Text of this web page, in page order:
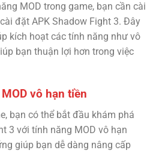
MOD trong game, bạn cần cài
đặt APK Shadow Fight 3. Đây
kích hoạt các tính năng như vô
bạn thuận lợi hơn trong việc
vô hạn tiền
bạn có thể bắt đầu khám phá
3 với tính năng MOD vô hạn
giúp bạn dễ dàng nâng cấp